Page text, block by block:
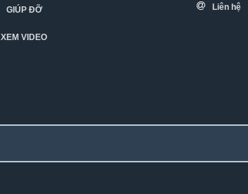
GIÚP ĐỠ
XEM VIDEO
Liên hệ